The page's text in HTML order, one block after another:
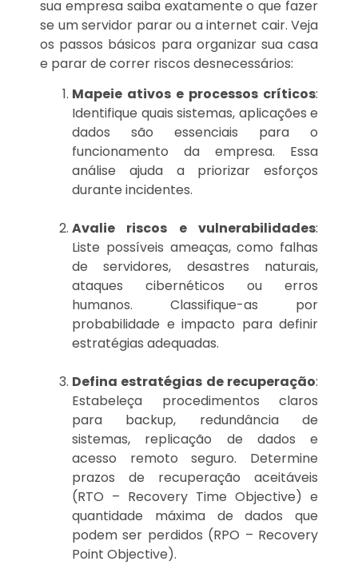
sua empresa saiba exatamente o que fazer
se um servidor parar ou a internet cair. Veja
os passos básicos para organizar sua casa
e parar de correr riscos desnecessários:
Mapeie ativos e processos críticos:
Identifique quais sistemas, aplicações e
dados são essenciais para o
funcionamento da empresa. Essa
análise ajuda a priorizar esforços
durante incidentes.
Avalie riscos e vulnerabilidades:
Liste possíveis ameaças, como falhas
de servidores, desastres naturais,
ataques cibernéticos ou erros
humanos. Classifique-as por
probabilidade e impacto para definir
estratégias adequadas.
Defina estratégias de recuperação:
Estabeleça procedimentos claros
para backup, redundância de
sistemas, replicação de dados e
acesso remoto seguro. Determine
prazos de recuperação aceitáveis
(RTO – Recovery Time Objective) e
quantidade máxima de dados que
podem ser perdidos (RPO – Recovery
Point Objective).